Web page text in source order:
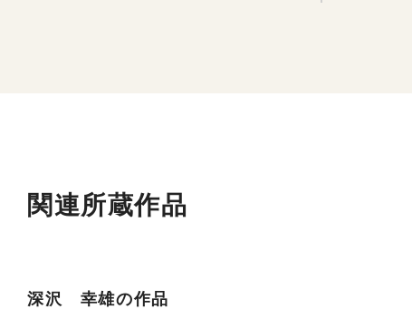
関連所蔵作品
深沢 幸雄の作品